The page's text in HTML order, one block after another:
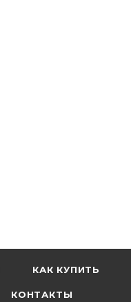
КАК КУПИТЬ
КОНТАКТЫ